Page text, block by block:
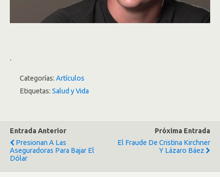
Categorías: Artículos
Etiquetas: Salud y Vida
Entrada Anterior
Presionan A Las
Aseguradoras Para Bajar El
Dólar
Próxima Entrada
El Fraude De Cristina Kirchner
Y Lázaro Báez